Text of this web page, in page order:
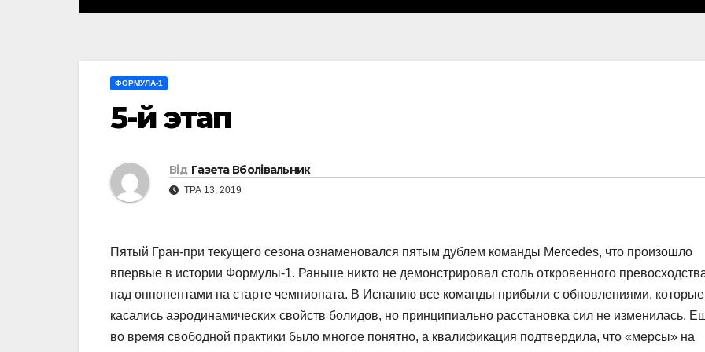
ФОРМУЛА-1
5-й этап
Від Газета Вболівальник
ТРА 13, 2019
Пятый Гран-при текущего сезона ознаменовался пятым дублем команды Mercedes, что произошло
впервые в истории Формулы-1. Раньше никто не демонстрировал столь откровенного
над оппонентами на старте чемпионата. В Испанию все команды прибыли с обновлениями, которые
касались аэродинамических свойств болидов, но принципиально расстановка сил не изменилась.
во время свободной практики было многое понятно, а квалификация подтвердила, что «мерсы» на